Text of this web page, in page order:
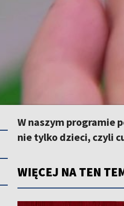
W naszym programie
nie tylko dzieci, czyli
WIĘCEJ NA TEN